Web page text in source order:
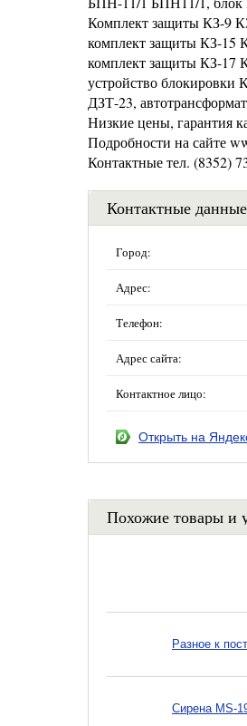
Комплект защиты КЗ-9
комплект защиты КЗ-15
комплект защиты КЗ-
устройство
ДЗТ-23,
Низкие цены, гарантия
Подробности на сайте
Контактные тел. (8352)
Контактные данные
Город:
Адрес:
Телефон:
Адрес сайта:
Контактное лицо:
Открыть на
Похожие товары и
Разное к
Сирена MS-